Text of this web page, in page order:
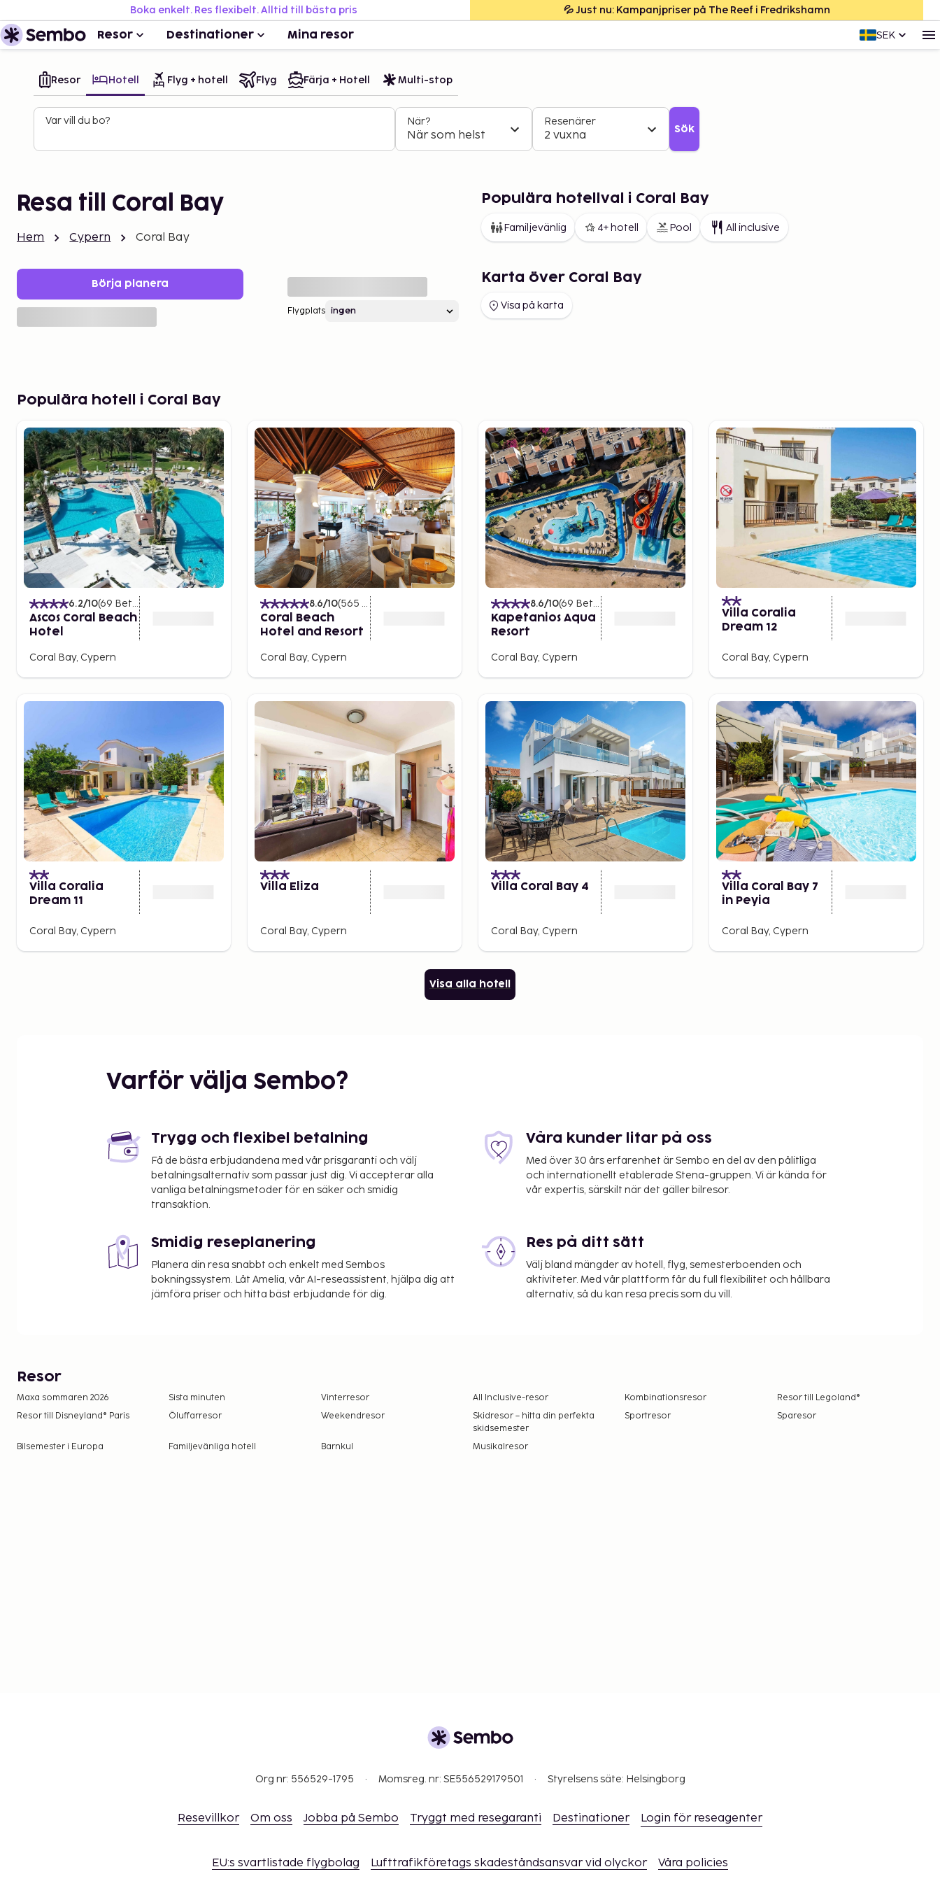
Boka enkelt. Res flexibelt. Alltid till bästa pris 💦 Just nu: Kampanjpriser på The Reef i Fredrikshamn
Resor Destinationer Mina resor SEK
Resor Hotell Flyg + hotell Flyg Färja + Hotell Multi-stop
Var vill du bo? När?
När som helst
Resenärer
2 vuxna Sök
Resa till Coral Bay
Hem Cypern Coral Bay
Börja planera
Flygplats
Populära hotellval i Coral Bay
Familjevänlig 4+ hotell Pool All inclusive
Karta över Coral Bay
Visa på karta
Populära hotell i Coral Bay
6.2/10(69 Betyg
Ascos Coral Beach
Hotel
Coral Bay, Cypern
8.6/10(565 Betyg
Coral Beach
Hotel and Resort
Coral Bay, Cypern
8.6/10(69 Betyg
Kapetanios Aqua
Resort
Coral Bay, Cypern
Villa Coralia
Dream 12
Coral Bay, Cypern
Villa Coralia
Dream 11
Coral Bay, Cypern
Villa Eliza
Coral Bay, Cypern
Villa Coral Bay 4
Coral Bay, Cypern
Villa Coral Bay 7
in Peyia
Coral Bay, Cypern
Visa alla hotell
Varför välja Sembo?
Trygg och flexibel betalning
Få de bästa erbjudandena med vår prisgaranti och välj
betalningsalternativ som passar just dig. Vi accepterar alla
vanliga betalningsmetoder för en säker och smidig
transaktion.
Våra kunder litar på oss
Med över 30 års erfarenhet är Sembo en del av den pålitliga
och internationellt etablerade Stena-gruppen. Vi är kända för
vår expertis, särskilt när det gäller bilresor.
Smidig reseplanering
Planera din resa snabbt och enkelt med Sembos
bokningssystem. Låt Amelia, vår AI-reseassistent, hjälpa dig att
jämföra priser och hitta bäst erbjudande för dig.
Res på ditt sätt
Välj bland mängder av hotell, flyg, semesterboenden och
aktiviteter. Med vår plattform får du full flexibilitet och hållbara
alternativ, så du kan resa precis som du vill.
Resor
Maxa sommaren 2026 Sista minuten Vinterresor All Inclusive-resor Kombinationsresor
Resor till Legoland®
Resor till Disneyland® Paris
Öluffarresor Weekendresor
Skidresor – hitta din perfekta
skidsemester
Sportresor Sparesor
Bilsemester i Europa Familjevänliga hotell Barnkul Musikalresor
Org nr: 556529-1795 Momsreg. nr: SE556529179501 Styrelsens säte: Helsingborg
Resevillkor Om oss Jobba på Sembo Tryggt med resegaranti Destinationer Login för reseagenter
EU:s svartlistade flygbolag Lufttrafikföretags skadeståndsansvar vid olyckor Våra policies